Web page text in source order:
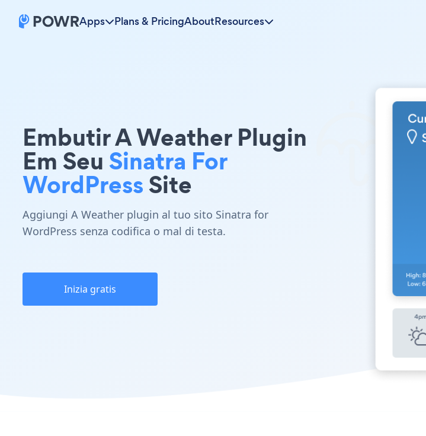
Apps Plans & PricingAboutResources
Embutir A Weather Plugin
Em Seu Sinatra For
WordPressSite
Aggiungi A Weather plugin al tuo sito Sinatra for
WordPress senza codifica o mal di testa.
Inizia gratis